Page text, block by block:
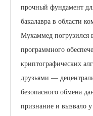
прочный фундамент
бакалавра в области
Мухаммед погрузился
программного
криптографических
друзьями —
безопасного обмена
признание и вызвало